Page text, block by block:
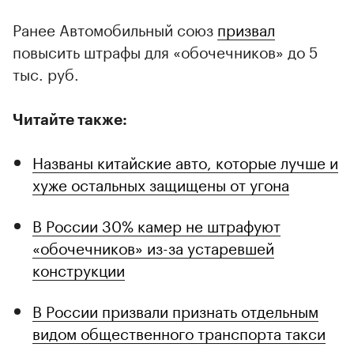
Ранее Автомобильный союз призвал
повысить штрафы для «обочечников» до 5
тыс. руб.
Читайте также:
Названы китайские авто, которые лучше и
хуже остальных защищены от угона
В России 30% камер не штрафуют
«обочечников» из-за устаревшей
конструкции
В России призвали признать отдельным
видом общественного транспорта такси